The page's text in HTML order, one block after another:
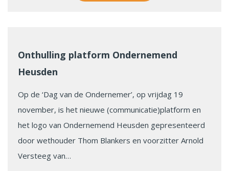
Onthulling platform Ondernemend
Heusden
Op de ‘Dag van de Ondernemer’, op vrijdag 19
november, is het nieuwe (communicatie)platform en
het logo van Ondernemend Heusden gepresenteerd
door wethouder Thom Blankers en voorzitter Arnold
Versteeg van…